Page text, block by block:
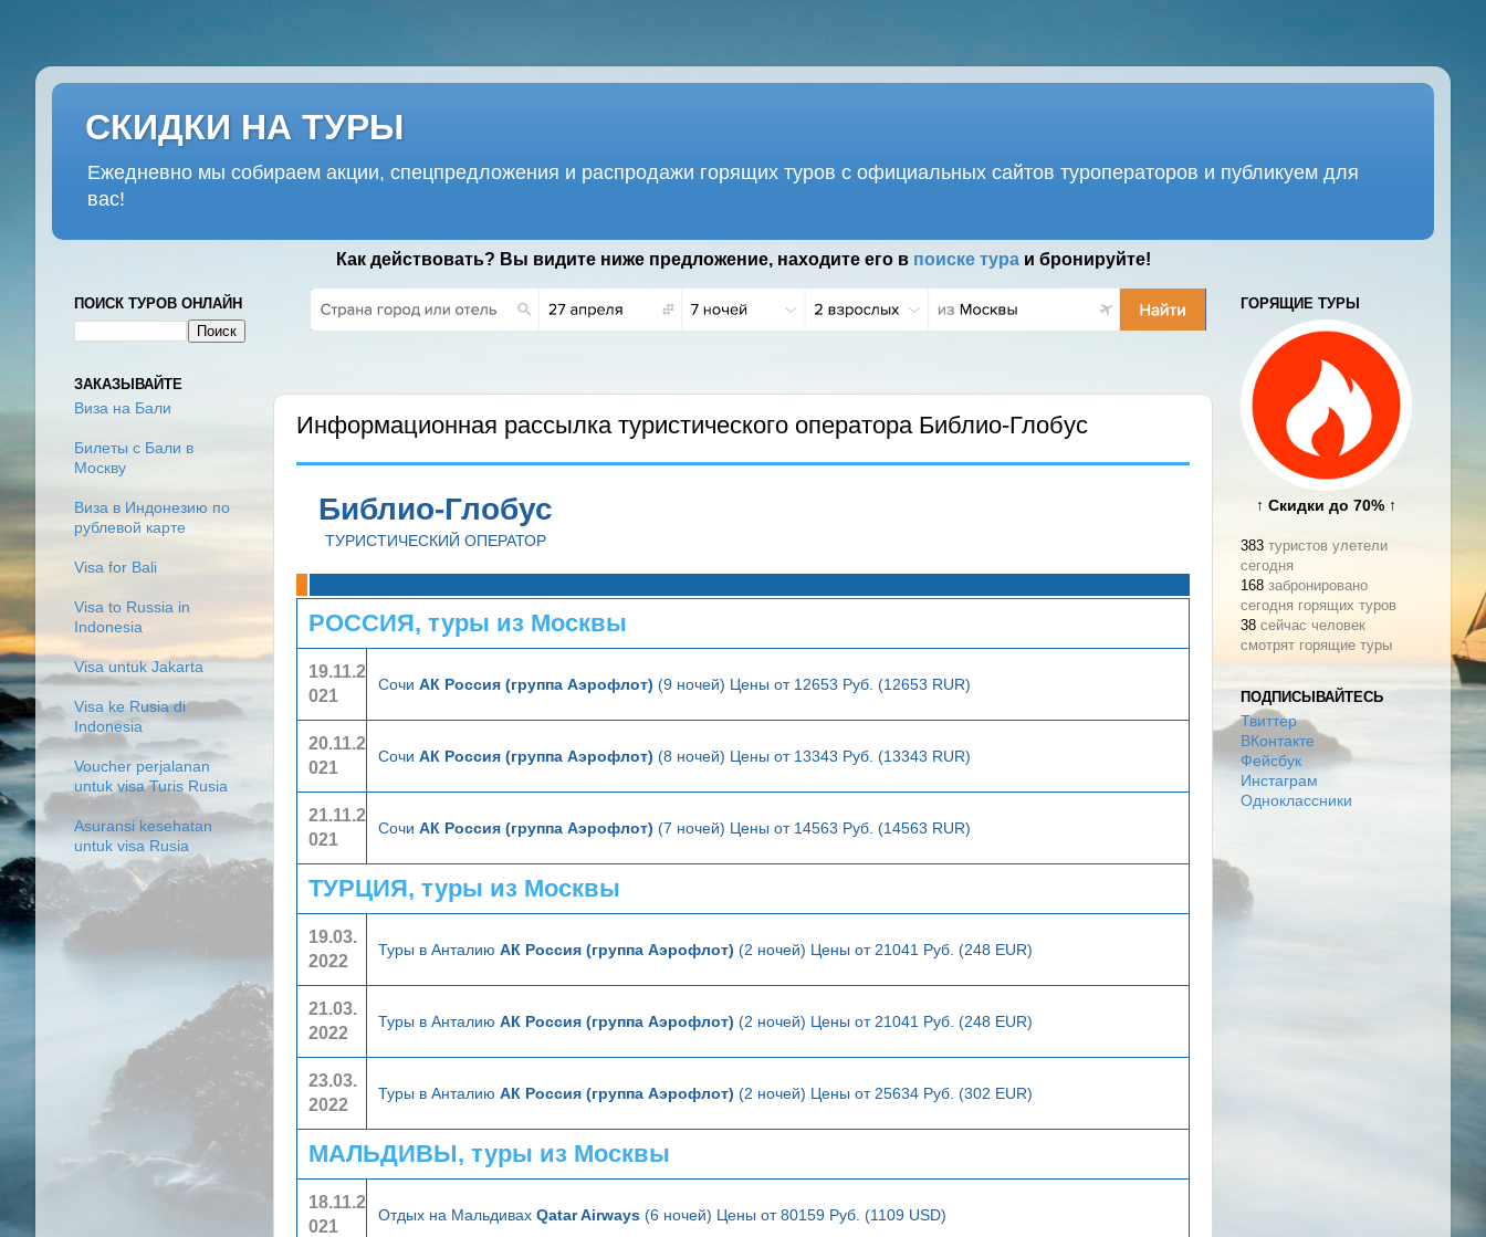
СКИДКИ НА ТУРЫ
Ежедневно мы собираем акции, спецпредложения и распродажи горящих туров с официальных сайтов туроператоров и публикуем для
вас!
Как действовать? Вы видите ниже предложение, находите его в поиске тураи бронируйте!
Информационная рассылка туристического оператора Библио-Глобус
Библио-Глобус
ТУРИСТИЧЕСКИЙ ОПЕРАТОР
РОССИЯ, туры из Москвы
19.11.2
021
Сочи АК Россия (группа Аэрофлот) (9 ночей) Цены от 12653 Руб. (12653 RUR)
20.11.2
021
Сочи АК Россия (группа Аэрофлот) (8 ночей) Цены от 13343 Руб. (13343 RUR)
21.11.2
021
Сочи АК Россия (группа Аэрофлот) (7 ночей) Цены от 14563 Руб. (14563 RUR)
ТУРЦИЯ, туры из Москвы
19.03.
2022
Туры в Анталию АК Россия (группа Аэрофлот) (2 ночей) Цены от 21041 Руб. (248 EUR)
21.03.
2022
Туры в Анталию АК Россия (группа Аэрофлот) (2 ночей) Цены от 21041 Руб. (248 EUR)
23.03.
2022
Туры в Анталию АК Россия (группа Аэрофлот) (2 ночей) Цены от 25634 Руб. (302 EUR)
МАЛЬДИВЫ, туры из Москвы
18.11.2
021
Отдых на Мальдивах Qatar Airways (6 ночей) Цены от 80159 Руб. (1109 USD)
ПОИСК ТУРОВ ОНЛАЙН
ЗАКАЗЫВАЙТЕ
Виза на Бали
Билеты с Бали в
Москву
Виза в Индонезию по
рублевой карте
Visa for Bali
Visa to Russia in
Indonesia
Visa untuk Jakarta
Visa ke Rusia di
Indonesia
Voucher perjalanan
untuk visa Turis Rusia
Asuransi kesehatan
untuk visa Rusia
ГОРЯЩИЕ ТУРЫ
↑ Скидки до 70% ↑
383 туристов улетели
сегодня
168 забронировано
сегодня горящих туров
38 сейчас человек
смотрят горящие туры
ПОДПИСЫВАЙТЕСЬ
Твиттер
ВКонтакте
Фейсбук
Инстаграм
Одноклассники